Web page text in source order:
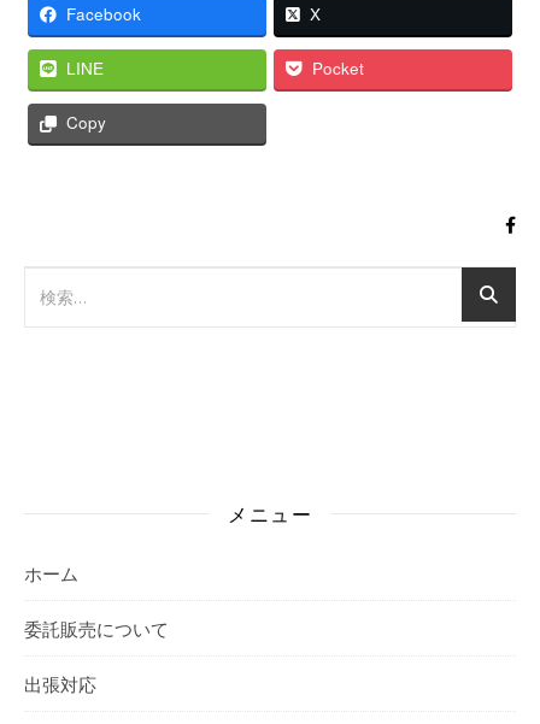
Facebook X
LINE Pocket
Copy
メニュー
ホーム
委託販売について
出張対応